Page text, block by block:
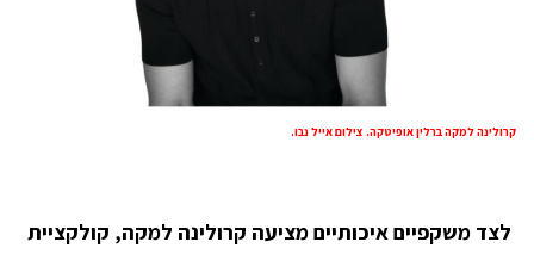
קרולינה למקה ברלין אופיטקה. צילום אייל נבו.
לצד משקפיים איכותיים מציעה קרולינה למקה, קולקציית